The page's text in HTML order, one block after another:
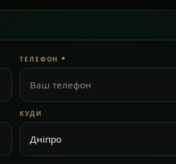
ТЕЛЕФОН *
КУДИ